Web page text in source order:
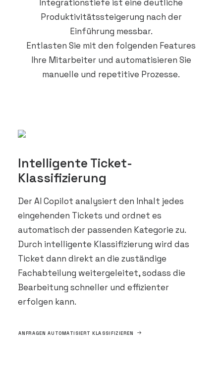
Integrationstiefe ist eine deutliche
Produktivitätssteigerung nach der
Einführung messbar.
Entlasten Sie mit den folgenden Features
Ihre Mitarbeiter und automatisieren Sie
manuelle und repetitive Prozesse.
Intelligente Ticket-
Klassifizierung
Der AI Copilot analysiert den Inhalt jedes
eingehenden Tickets und ordnet es
automatisch der passenden Kategorie zu.
Durch intelligente Klassifizierung wird das
Ticket dann direkt an die zuständige
Fachabteilung weitergeleitet, sodass die
Bearbeitung schneller und effizienter
erfolgen kann.
ANFRAGEN AUTOMATISIERT KLASSIFIZIEREN